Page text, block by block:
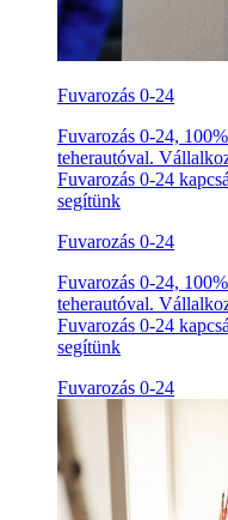
Fuvarozás 0-24
Fuvarozás 0-24,
teherautóval.
Fuvarozás 0-24
segítünk
Fuvarozás 0-24
Fuvarozás 0-24,
teherautóval.
Fuvarozás 0-24
segítünk
Fuvarozás 0-24